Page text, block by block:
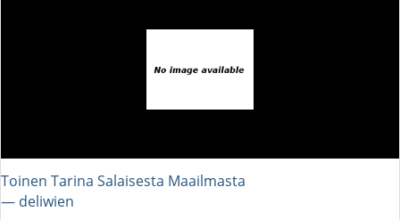
Toinen Tarina Salaisesta Maailmasta
― deliwien